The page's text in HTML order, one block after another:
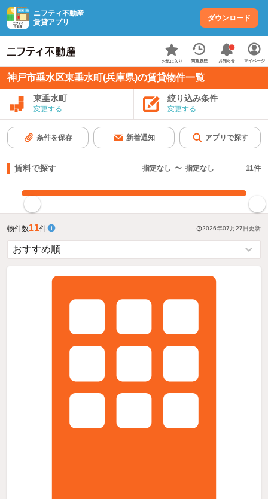
ニフティ不動産
賃貸アプリ
ダウンロード
お気に入り 閲覧履歴 お知らせ マイページ
神戸市垂水区東垂水町(兵庫県)の賃貸物件一覧
東垂水町
変更する
絞り込み条件
変更する
条件を保存 新着通知 アプリで探す
賃料で探す 指定なし 〜 指定なし 11件
物件数11件 2026年07月27日更新